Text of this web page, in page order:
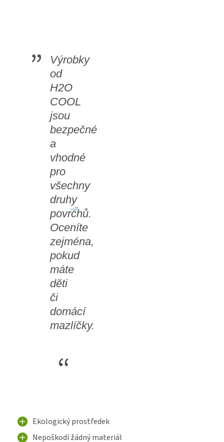
Výrobky
od
H2O
COOL
jsou
bezpečné
a
vhodné
pro
všechny
druhy
povrchů.
Oceníte
zejména,
pokud
máte
děti
či
domácí
mazlíčky.
Ekologický prostředek
Nepoškodí žádný materiál